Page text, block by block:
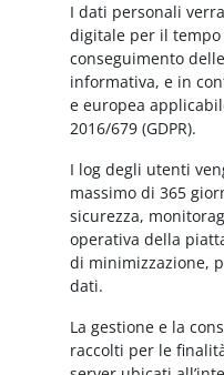
I dati personali
digitale per il
conseguimento
informativa, e in
e europea
2016/679 (GDPR).
I log degli utenti
massimo di 365
sicurezza,
operativa della
di minimizzazione,
dati.
La gestione e la
raccolti per le